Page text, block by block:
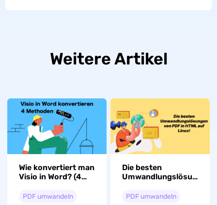
Weitere Artikel
Wie konvertiert man
Visio in Word? (4
PDF umwandeln
Die besten
Umwandlungslösungen
auf Linux!
PDF umwandeln